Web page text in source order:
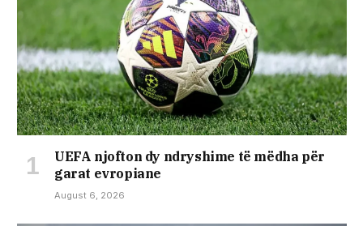
UEFA njofton dy ndryshime të mëdha për
garat evropiane
August 6, 2026